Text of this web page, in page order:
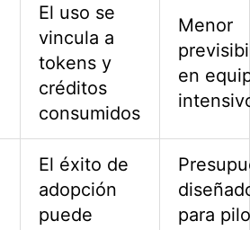
El uso se
vincula a
tokens y
créditos
consumidos
Menor
en
El éxito de
adopción
puede
para